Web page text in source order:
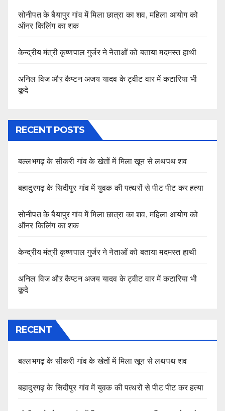
सोनीपत के बैयापुर गांव में मिला छात्रा का शव, महिला आयोग को
ऑनर किलिंग का शक
केन्द्रीय मंत्री कृष्णपाल गुर्जर ने नेताओं को बताया मदमस्त हाथी
अनिल विज औऱ कैप्टन अजय यादव के ट्वीट वार में कटारिया भी
कूदे
RECENT POSTS
बल्लभगढ़ के सीकरी गांव के खेतों में मिला खून से लथपथ शव
बहादुरगढ़ के सिदीपुर गांव में युवक की पत्थरों से पीट पीट कर हत्या
सोनीपत के बैयापुर गांव में मिला छात्रा का शव, महिला आयोग को
ऑनर किलिंग का शक
केन्द्रीय मंत्री कृष्णपाल गुर्जर ने नेताओं को बताया मदमस्त हाथी
अनिल विज औऱ कैप्टन अजय यादव के ट्वीट वार में कटारिया भी
कूदे
RECENT
बल्लभगढ़ के सीकरी गांव के खेतों में मिला खून से लथपथ शव
बहादुरगढ़ के सिदीपुर गांव में युवक की पत्थरों से पीट पीट कर हत्या